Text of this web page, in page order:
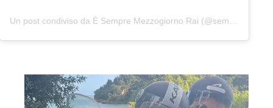
Un post condiviso da È Sempre Mezzogiorno Rai (@sempremezzogiornorai)